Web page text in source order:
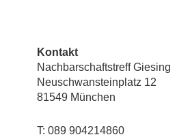
Kontakt
Nachbarschaftstreff Giesing
Neuschwansteinplatz 12
81549 München
T: 089 904214860